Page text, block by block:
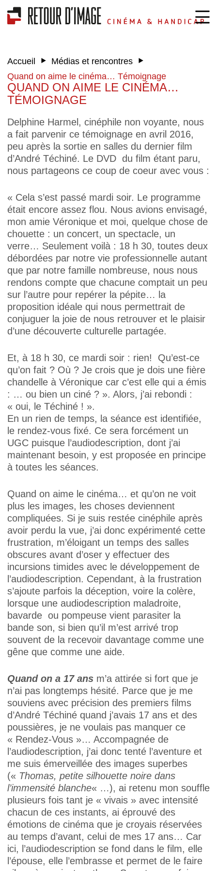
Accueil ‣ Médias et rencontres ‣
Quand on aime le cinéma… Témoignage
QUAND ON AIME LE CINÉMA…
TÉMOIGNAGE
Delphine Harmel, cinéphile non voyante, nous
a fait parvenir ce témoignage en avril 2016,
peu après la sortie en salles du dernier film
d’André Téchiné. Le DVD du film étant paru,
nous partageons ce coup de coeur avec vous :
« Cela s’est passé mardi soir. Le programme
était encore assez flou. Nous avions envisagé,
mon amie Véronique et moi, quelque chose de
chouette : un concert, un spectacle, un
verre… Seulement voilà : 18 h 30, toutes deux
débordées par notre vie professionnelle autant
que par notre famille nombreuse, nous nous
rendons compte que chacune comptait un peu
sur l’autre pour repérer la pépite… la
proposition idéale qui nous permettrait de
conjuguer la joie de nous retrouver et le plaisir
d’une découverte culturelle partagée.
Et, à 18 h 30, ce mardi soir : rien! Qu’est-ce
qu’on fait ? Où ? Je crois que je dois une fière
chandelle à Véronique car c’est elle qui a émis
: … ou bien un ciné ? ». Alors, j’ai rebondi :
« oui, le Téchiné ! ».
En un rien de temps, la séance est identifiée,
le rendez-vous fixé. Ce sera forcément un
UGC puisque l’audiodescription, dont j’ai
maintenant besoin, y est proposée en principe
à toutes les séances.
Quand on aime le cinéma… et qu’on ne voit
plus les images, les choses deviennent
compliquées. Si je suis restée cinéphile après
avoir perdu la vue, j’ai donc expérimenté cette
frustration, m’éloigant un temps des salles
obscures avant d’oser y effectuer des
incursions timides avec le développement de
l’audiodescription. Cependant, à la frustration
s’ajoute parfois la déception, voire la colère,
lorsque une audiodescription maladroite,
bavarde ou pompeuse vient parasiter la
bande son, si bien qu’il m’est arrivé trop
souvent de la recevoir davantage comme une
gêne que comme une aide.
Quand on a 17 ans m’a attirée si fort que je
n’ai pas longtemps hésité. Parce que je me
souviens avec précision des premiers films
d’André Téchiné quand j’avais 17 ans et des
poussières, je ne voulais pas manquer ce
« Rendez-Vous »… Accompagnée de
l’audiodescription, j’ai donc tenté l’aventure et
me suis émerveillée des images superbes
(« Thomas, petite silhouette noire dans
l’immensité blanche« …), ai retenu mon souffle
plusieurs fois tant je « vivais » avec intensité
chacun de ces instants, ai éprouvé des
émotions de cinéma que je croyais réservées
au temps d’avant, celui de mes 17 ans… Car
ici, l’audiodescription se fond dans le film, elle
l’épouse, elle l’embrasse et permet de le faire